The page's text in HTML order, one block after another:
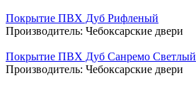
Покрытие ПВХ Дуб Рифленый
Производитель: Чебоксарские двери
Покрытие ПВХ Дуб Санремо Светлый
Производитель: Чебоксарские двери